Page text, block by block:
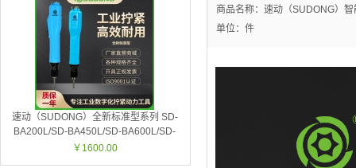
商品名称：速动（SUDONG）
单位：件
速动（SUDONG）全新标准型系列 SD-
BA200L/SD-BA450L/SD-BA600L/SD-
BA450P/SD-BA700P
￥1600.00